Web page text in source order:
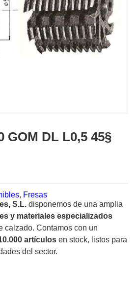
GOM DL L0,5 45§
, Fresas
S.L. disponemos de una amplia
y materiales especializados
calzado. Contamos con un
artículos en stock, listos para
del sector.